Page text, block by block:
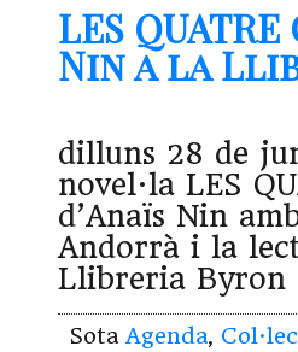
LES
Nin a la
dilluns 28 de
novel·la LES
d’Anaïs Nin
Andorrà i la
Llibreria
Sota Agenda,